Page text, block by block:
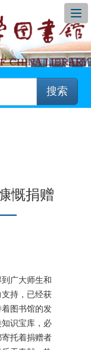
搜索
慨捐赠
广大师生和
持，已经获
图书馆的发
识宝库，必
托着捐赠者